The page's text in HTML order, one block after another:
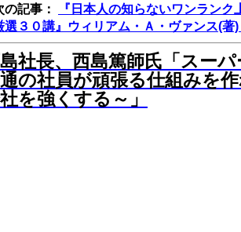
記事：
『日本人の知らないワンラン
選３０講』ウィリアム・Ａ・ヴァンス(著)
社長、西島篤師氏「スー
の社員が頑張る仕組みを
を強くする～」